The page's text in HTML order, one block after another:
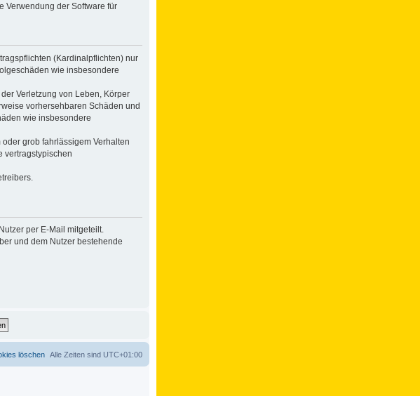
Verwendung der Software für
(Kardinalpflichten) nur
wie insbesondere
Verletzung von Leben, Körper
vorhersehbaren Schäden und
wie insbesondere
grob fahrlässigem Verhalten
vertragstypischen
per E-Mail mitgeteilt.
und dem Nutzer bestehende
Alle Zeiten sind UTC+01:00
löschen